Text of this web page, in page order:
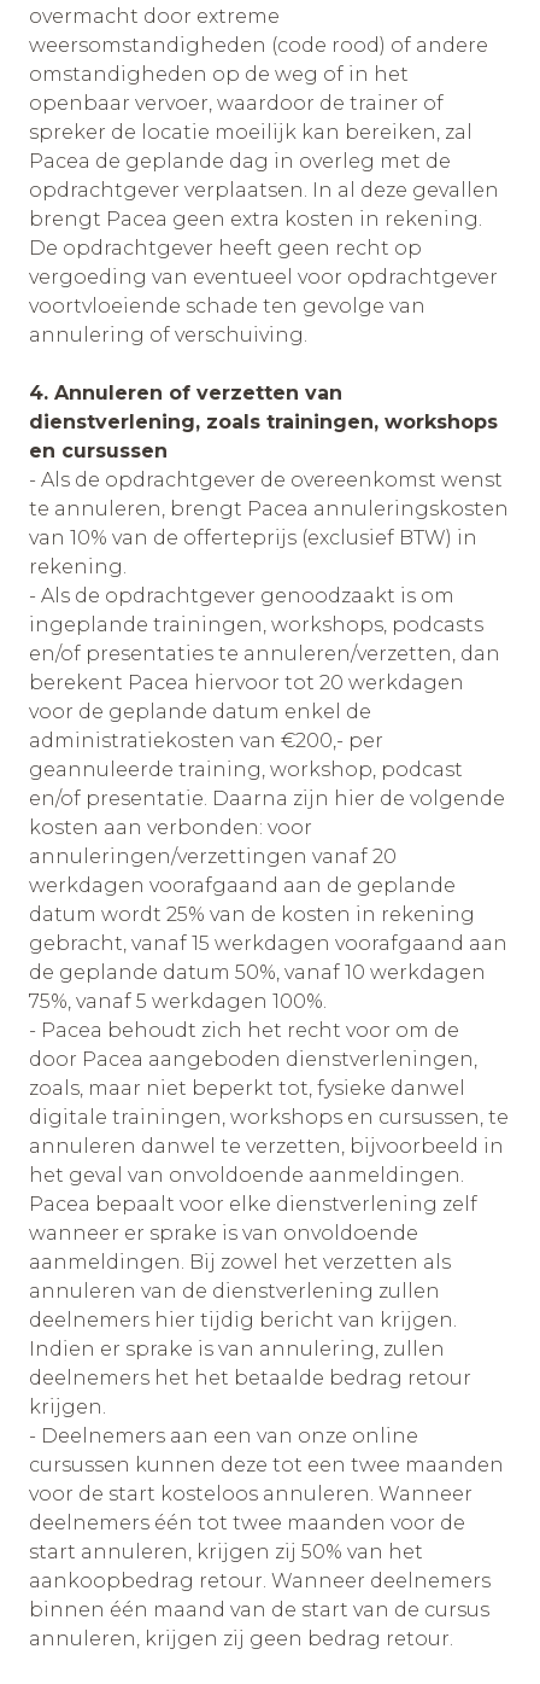
overmacht door extreme
weersomstandigheden (code rood) of andere
omstandigheden op de weg of in het
openbaar vervoer, waardoor de trainer of
spreker de locatie moeilijk kan bereiken, zal
Pacea de geplande dag in overleg met de
opdrachtgever verplaatsen. In al deze gevallen
brengt Pacea geen extra kosten in rekening.
De opdrachtgever heeft geen recht op
vergoeding van eventueel voor opdrachtgever
voortvloeiende schade ten gevolge van
annulering of verschuiving.
4. Annuleren of verzetten van
dienstverlening, zoals trainingen, workshops
en cursussen
- Als de opdrachtgever de overeenkomst wenst
te annuleren, brengt Pacea annuleringskosten
van 10% van de offerteprijs (exclusief BTW) in
rekening.
- Als de opdrachtgever genoodzaakt is om
ingeplande trainingen, workshops, podcasts
en/of presentaties te annuleren/verzetten, dan
berekent Pacea hiervoor tot 20 werkdagen
voor de geplande datum enkel de
administratiekosten van €200,- per
geannuleerde training, workshop, podcast
en/of presentatie. Daarna zijn hier de volgende
kosten aan verbonden: voor
annuleringen/verzettingen vanaf 20
werkdagen voorafgaand aan de geplande
datum wordt 25% van de kosten in rekening
gebracht, vanaf 15 werkdagen voorafgaand aan
de geplande datum 50%, vanaf 10 werkdagen
75%, vanaf 5 werkdagen 100%.
- Pacea behoudt zich het recht voor om de
door Pacea aangeboden dienstverleningen,
zoals, maar niet beperkt tot, fysieke danwel
digitale trainingen, workshops en cursussen, te
annuleren danwel te verzetten, bijvoorbeeld in
het geval van onvoldoende aanmeldingen.
Pacea bepaalt voor elke dienstverlening zelf
wanneer er sprake is van onvoldoende
aanmeldingen. Bij zowel het verzetten als
annuleren van de dienstverlening zullen
deelnemers hier tijdig bericht van krijgen.
Indien er sprake is van annulering, zullen
deelnemers het het betaalde bedrag retour
krijgen.
- Deelnemers aan een van onze online
cursussen kunnen deze tot een twee maanden
voor de start kosteloos annuleren. Wanneer
deelnemers één tot twee maanden voor de
start annuleren, krijgen zij 50% van het
aankoopbedrag retour. Wanneer deelnemers
binnen één maand van de start van de cursus
annuleren, krijgen zij geen bedrag retour.